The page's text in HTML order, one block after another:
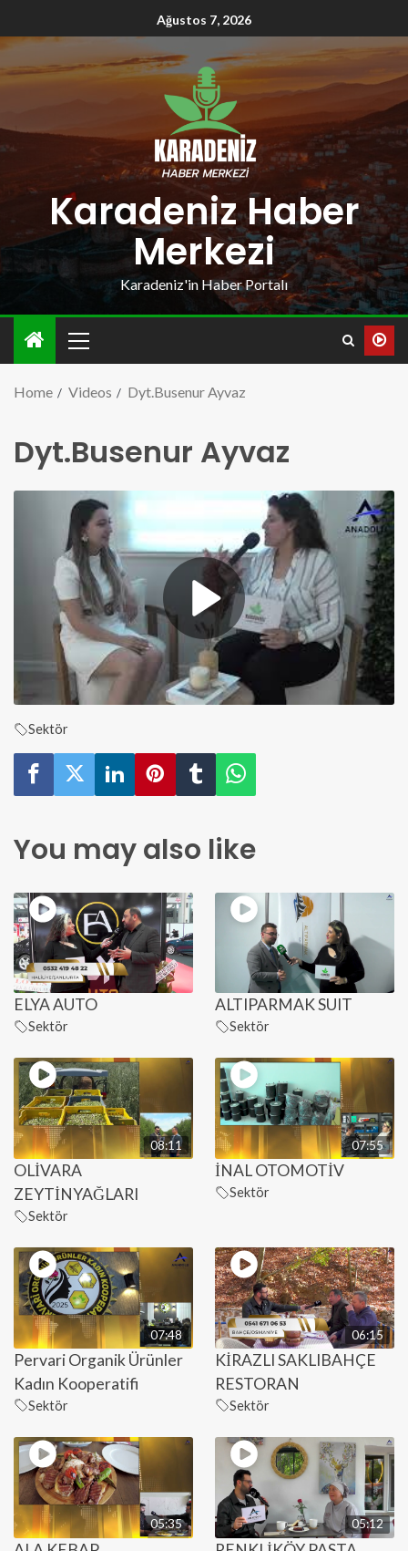
Ağustos 7, 2026
Karadeniz Haber
Merkezi
Karadeniz'in Haber Portalı
Home Videos Dyt.Busenur Ayvaz
Dyt.Busenur Ayvaz
Sektör
You may also like
ELYA AUTO
Sektör
ALTIPARMAK SUIT
Sektör
08:11
OLİVARA
ZEYTİNYAĞLARI
Sektör
07:55
İNAL OTOMOTİV
Sektör
07:48
Pervari Organik Ürünler
Kadın Kooperatifi
Sektör
06:15
KİRAZLI SAKLIBAHÇE
RESTORAN
Sektör
05:35 05:12